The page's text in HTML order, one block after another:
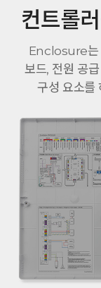
컨트롤
Enclosure는
보드, 전원 공
구성 요소를